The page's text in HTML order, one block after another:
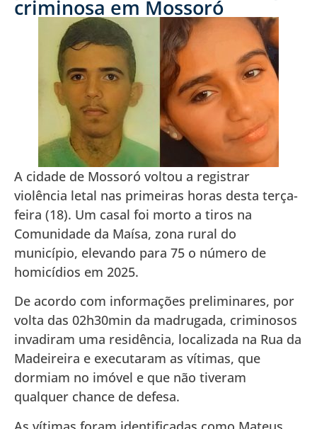
criminosa em Mossoró
A cidade de Mossoró voltou a registrar
violência letal nas primeiras horas desta terça-
feira (18). Um casal foi morto a tiros na
Comunidade da Maísa, zona rural do
município, elevando para 75 o número de
homicídios em 2025.
De acordo com informações preliminares, por
volta das 02h30min da madrugada, criminosos
invadiram uma residência, localizada na Rua da
Madeireira e executaram as vítimas, que
dormiam no imóvel e que não tiveram
qualquer chance de defesa.